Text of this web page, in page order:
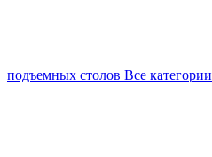
подъемных столов Все категории